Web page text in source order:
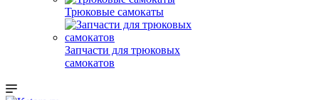
Трюковые самокаты
Запчасти для трюковых
самокатов